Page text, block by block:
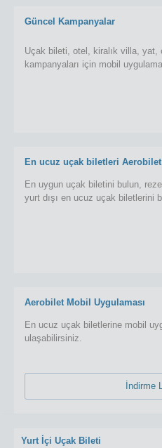
Güncel Kampanyalar
Uçak bileti, otel, kiralık villa, yat,
kampanyaları için mobil
En ucuz uçak biletleri
En uygun uçak biletini bulun,
yurt dışı en ucuz uçak biletlerini
Aerobilet Mobil Uygulaması
En ucuz uçak biletlerine mobil
ulaşabilirsiniz.
Yurt İçi Uçak Bileti